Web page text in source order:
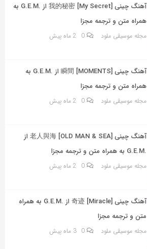
آهنگ چینی 我的秘密 [My Secret] از .G.E.M به
همراه متن و ترجمه مجزا
مجله موسیقی ملود 0 2 ماه پیش
آهنگ چینی 瞬間 [MOMENTS] از .G.E.M به
همراه متن و ترجمه مجزا
مجله موسیقی ملود 0 2 ماه پیش
آهنگ چینی 老人與海 [OLD MAN & SEA] از
.G.E.M به همراه متن و ترجمه مجزا
مجله موسیقی ملود 0 2 ماه پیش
آهنگ چینی 奇迹 [Miracle] از .G.E.M به همراه
متن و ترجمه مجزا
مجله موسیقی ملود 0 3 ماه پیش